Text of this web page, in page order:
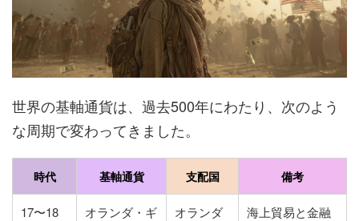
世界の基軸通貨は、過去500年にわたり、次のよう
な周期で変わってきました。
時代 基軸通貨 支配国 備考
17〜18
オランダ・ギ
オランダ
海上貿易と金融